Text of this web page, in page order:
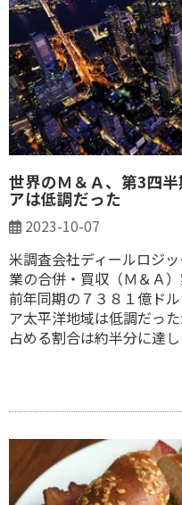
世界のＭ＆Ａ、第3四
アは低調だった
2023-10-07
米調査会社ディールロジ
業の合併・買収（Ｍ＆Ａ
前年同期の７３８１億ド
ア太平洋地域は低調だっ
占める割合は約半分に達し